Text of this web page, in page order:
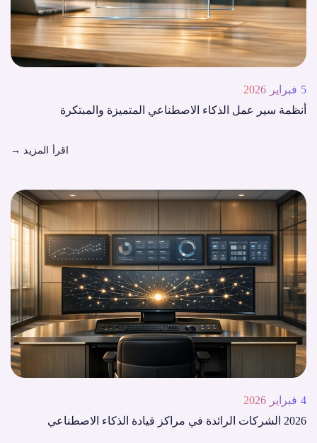
5 فبراير 2026
أنظمة سير عمل الذكاء الاصطناعي المتميزة والمبتكرة
اقرأ المزيد →
4 فبراير 2026
2026 الشركات الرائدة في مراكز قيادة الذكاء الاصطناعي